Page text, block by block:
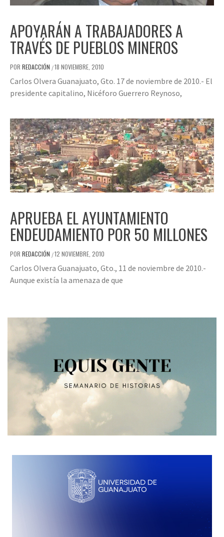
APOYARÁN A TRABAJADORES A
TRAVÉS DE PUEBLOS MINEROS
POR REDACCIÓN /18 NOVIEMBRE, 2010
Carlos Olvera Guanajuato, Gto. 17 de noviembre de 2010.- El
presidente capitalino, Nicéforo Guerrero Reynoso,
APRUEBA EL AYUNTAMIENTO
ENDEUDAMIENTO POR 50 MILLONES
POR REDACCIÓN /12 NOVIEMBRE, 2010
Carlos Olvera Guanajuato, Gto., 11 de noviembre de 2010.-
Aunque existía la amenaza de que